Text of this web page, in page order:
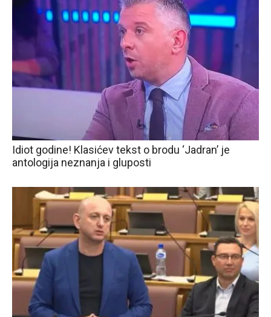
Idiot godine! Klasićev tekst o brodu ‘Jadran’ je
antologija neznanja i gluposti